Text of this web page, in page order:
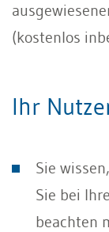
(kostenlos
Ihr
Sie
Sie bei
beachten